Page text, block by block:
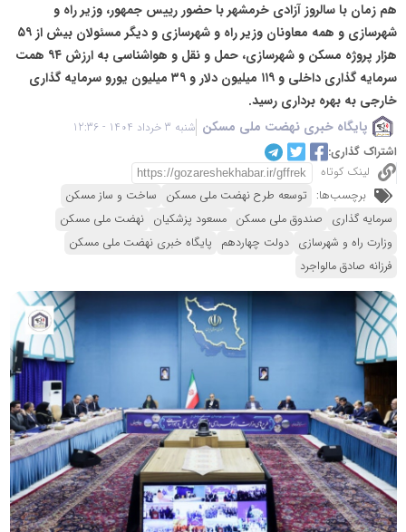
هم زمان با سالروز آزادی خرمشهر با حضور رییس جمهور، وزیر راه و
شهرسازی و همه معاونان وزیر راه و شهرسازی و دیگر مسئولان بیش از ۵۹
هزار پروژه مسکن و شهرسازی، حمل و نقل و هواشناسی به ارزش ۹۴ همت
سرمایه گذاری داخلی و ۱۱۹ میلیون دلار و ۳۹ میلیون یورو سرمایه گذاری
خارجی به بهره برداری رسید.
پایگاه خبری نهضت ملی مسکن شنبه 3 خرداد 1404 - 12:36
اشتراک گذاری:
لینک کوتاه
برچسب‌ها: توسعه طرح نهضت ملی مسکن ساخت و ساز مسکن
سرمایه گذاری صندوق ملی مسکن مسعود پزشکیان نهضت ملی مسکن
وزارت راه و شهرسازی دولت چهاردهم پایگاه خبری نهضت ملی مسکن
فرزانه صادق مالواجرد